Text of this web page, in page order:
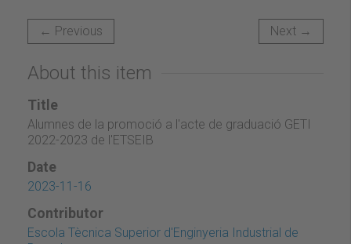
← Previous Next →
About this item
Title
Alumnes de la promoció a l'acte de graduació GETI
2022-2023 de l'ETSEIB
Date
2023-11-16
Contributor
Escola Tècnica Superior d'Enginyeria Industrial de